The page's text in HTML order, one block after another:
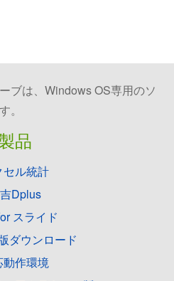
ブは、Windows OS専用のソ
。
品
セル統計
Dplus
スライド
ダウンロード
動作環境